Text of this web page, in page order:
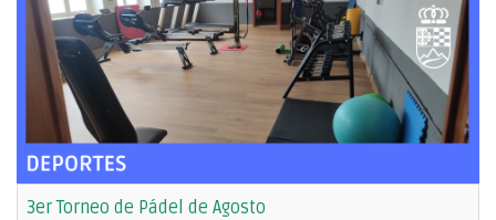
3er Torneo de Pádel de Agosto